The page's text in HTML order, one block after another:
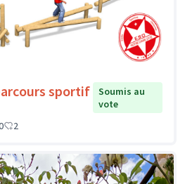
sportif
Soumis au
vote
2